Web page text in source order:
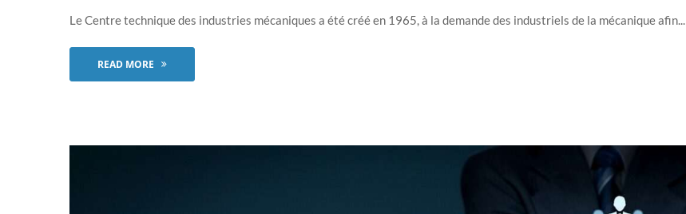
Le Centre technique des industries mécaniques a été créé en 1965, à la demande des industriels de la mécanique afin...
READ MORE